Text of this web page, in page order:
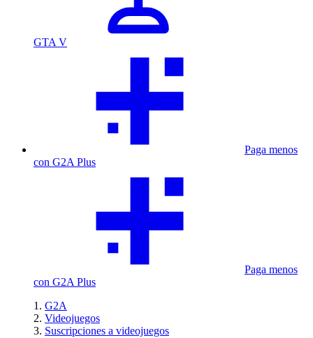
GTA V
Paga menos
con G2A Plus
Paga menos
con G2A Plus
G2A
Videojuegos
Suscripciones a videojuegos